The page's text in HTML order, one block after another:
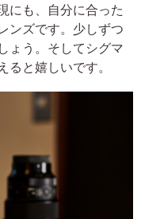
にも、自分に合った
ンズです。少しずつ
ょう。そしてシグマ
と嬉しいです。